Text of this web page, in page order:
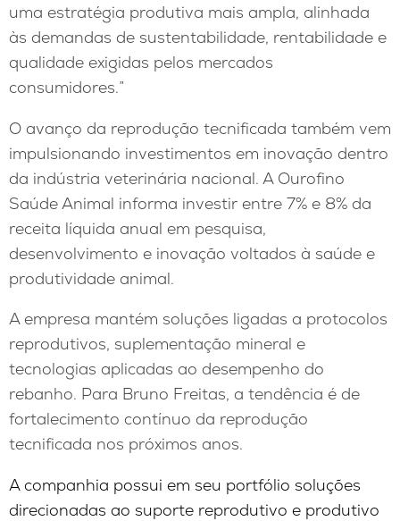
uma estratégia produtiva mais ampla, alinhada
às demandas de sustentabilidade, rentabilidade e
qualidade exigidas pelos mercados
consumidores.”
O avanço da reprodução tecnificada também vem
impulsionando investimentos em inovação dentro
da indústria veterinária nacional. A Ourofino
Saúde Animal informa investir entre 7% e 8% da
receita líquida anual em pesquisa,
desenvolvimento e inovação voltados à saúde e
produtividade animal.
A empresa mantém soluções ligadas a protocolos
reprodutivos, suplementação mineral e
tecnologias aplicadas ao desempenho do
rebanho. Para Bruno Freitas, a tendência é de
fortalecimento contínuo da reprodução
tecnificada nos próximos anos.
A companhia possui em seu portfólio soluções
direcionadas ao suporte reprodutivo e produtivo